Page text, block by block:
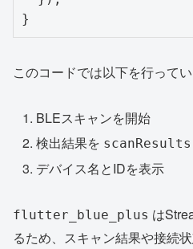
このコードでは以下を行ってい
BLEスキャンを開始
検出結果を scanResults
デバイス名とIDを表示
flutter_blue_plus は
るため、スキャン結果や接続